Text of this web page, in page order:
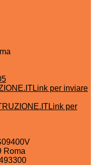
Link per inviare
Link per
Roma